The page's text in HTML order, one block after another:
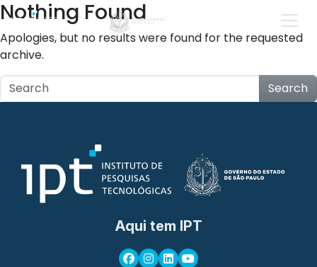
Nothing Found
Apologies, but no results were found for the requested
archive.
Search
Aqui tem IPT